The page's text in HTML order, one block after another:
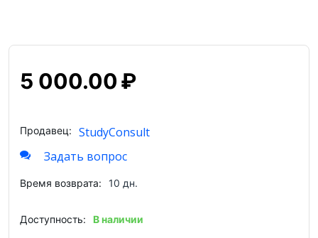
5 000.00₽
Продавец:
StudyConsult
Задать вопрос
Время возврата: 10 дн.
Доступность: В наличии